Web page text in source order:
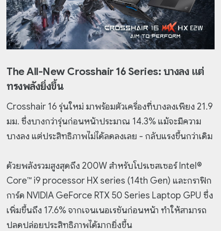
The All-New Crosshair 16 Series: บางลง แต่
ทรงพลังยิ่งขึ้น
Crosshair 16 รุ่นใหม่ มาพร้อมตัวเครื่องที่บางลงเพียง 21.9
มม. ซึ่งบางกว่ารุ่นก่อนหน้าประมาณ 14.3% แม้จะมีความ
บางลง แต่ประสิทธิภาพไม่ได้ลดลงเลย - กลับแรงขึ้นกว่าเดิม
ด้วยพลังรวมสูงสุดถึง 200W สำหรับโปรเซสเซอร์ Intel®
Core™ i9 processor HX series (14th Gen) และกราฟิก
การ์ด NVIDIA GeForce RTX 50 Series Laptop GPU ซึ่ง
เพิ่มขึ้นถึง 17.6% จากเจนเนอเรชันก่อนหน้า ทำให้สามารถ
ปลดปล่อยประสิทธิภาพได้มากยิ่งขึ้น